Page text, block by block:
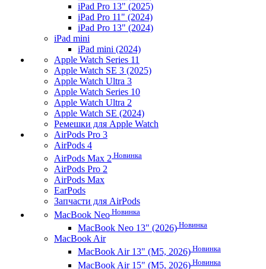
iPad Pro 13" (2025)
iPad Pro 11" (2024)
iPad Pro 13" (2024)
iPad mini
iPad mini (2024)
Apple Watch Series 11
Apple Watch SE 3 (2025)
Apple Watch Ultra 3
Apple Watch Series 10
Apple Watch Ultra 2
Apple Watch SE (2024)
Ремешки для Apple Watch
AirPods Pro 3
AirPods 4
AirPods Max 2 Новинка
AirPods Pro 2
AirPods Max
EarPods
Запчасти для AirPods
MacBook Neo Новинка
MacBook Neo 13" (2026) Новинка
MacBook Air
MacBook Air 13" (M5, 2026) Новинка
MacBook Air 15" (M5, 2026) Новинка